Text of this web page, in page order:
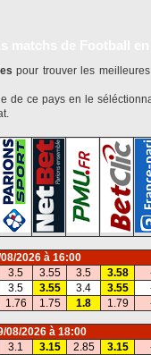
pour trouver les
de ce pays en le
08/2026 à 16:00
3.5 3.55 3.5 3.58
3.5 3.55 3.4 3.55
1.76 1.75 1.8 1.79
08/2026 à 18:00
3.1 3.15 2.85 3.15